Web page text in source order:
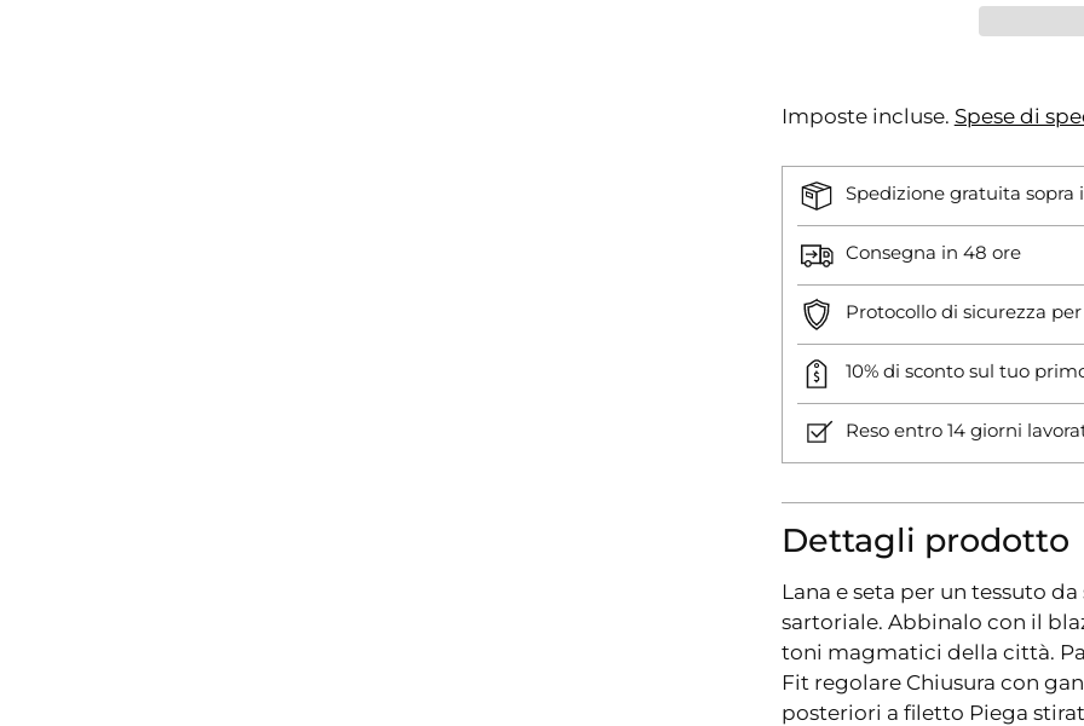
Imposte incluse. Spese di
Spedizione gratuita sopra
Consegna in 48 ore
Protocollo di sicurezza
10% di sconto sul tuo
Reso entro 14 giorni
Dettagli prodotto
Lana e seta per un tessuto
sartoriale. Abbinalo con il
toni magmatici della città.
Fit regolare Chiusura con
posteriori a filetto Piega